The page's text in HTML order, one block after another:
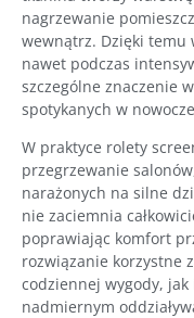
nagrzewanie
wewnątrz. Dzięki temu
nawet podczas
szczególne znaczenie
spotykanych w
W praktyce rolety
przegrzewanie
narażonych na silne
nie zaciemnia
poprawiając komfort
rozwiązanie korzystne
codziennej wygody,
nadmiernym